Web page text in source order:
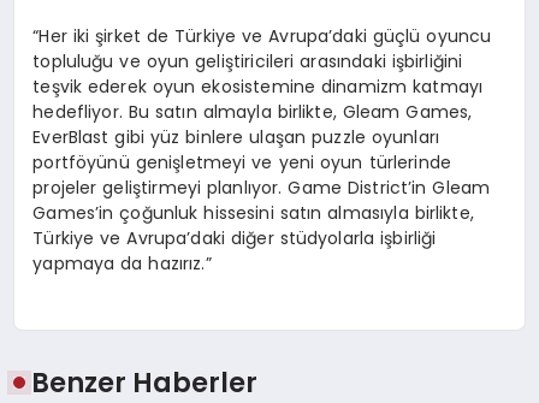
“Her iki şirket de Türkiye ve Avrupa’daki güçlü oyuncu
topluluğu ve oyun geliştiricileri arasındaki işbirliğini
teşvik ederek oyun ekosistemine dinamizm katmayı
hedefliyor. Bu satın almayla birlikte, Gleam Games,
EverBlast gibi yüz binlere ulaşan puzzle oyunları
portföyünü genişletmeyi ve yeni oyun türlerinde
projeler geliştirmeyi planlıyor. Game District’in Gleam
Games’in çoğunluk hissesini satın almasıyla birlikte,
Türkiye ve Avrupa’daki diğer stüdyolarla işbirliği
yapmaya da hazırız.”
Benzer Haberler